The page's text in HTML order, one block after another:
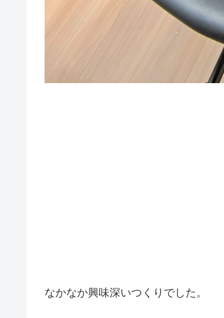
なかなか興味深いつくりでした。